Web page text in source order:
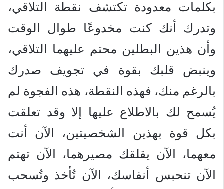
بكلمات معدودة تكتشف نقطة التلاقي،
وتدرك أنك كنت مخدوعًا طوال الوقت
وأن هذين البطلين محتم عليهما التلاقي،
وينبض قلبك بقوة في تجويف صدرك
بالرغم منك، فهذه النقطة، هذه الفجوة لم
يُسمح لك بالاطلاع عليها إلا وقد تعلقت
بكل قوة بهذين الشخصيتين، الآن أنت
معهما، الآن يقلقك مصيرهما، الآن تهتم
الآن تنحبس أنفاسك، الآن تُأخذ وتُسحب